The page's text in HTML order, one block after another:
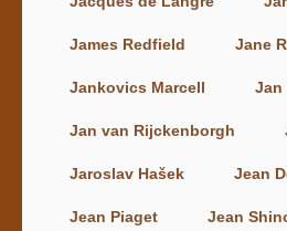
James Redfield Jane
Jankovics Marcell Jan
Jan van Rijckenborgh
Jaroslav Hašek Jean
Jean Piaget Jean